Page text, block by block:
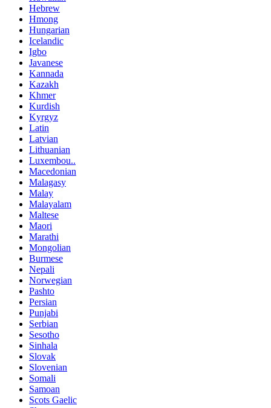
Hebrew
Hmong
Hungarian
Icelandic
Igbo
Javanese
Kannada
Kazakh
Khmer
Kurdish
Kyrgyz
Latin
Latvian
Lithuanian
Luxembou..
Macedonian
Malagasy
Malay
Malayalam
Maltese
Maori
Marathi
Mongolian
Burmese
Nepali
Norwegian
Pashto
Persian
Punjabi
Serbian
Sesotho
Sinhala
Slovak
Slovenian
Somali
Samoan
Scots Gaelic